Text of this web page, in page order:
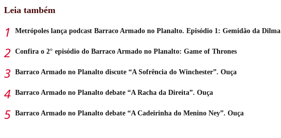
Leia também
Metrópoles lança podcast Barraco Armado no Planalto. Episódio 1: Gemidão da Dilma
Confira o 2° episódio do Barraco Armado no Planalto: Game of Thrones
Barraco Armado no Planalto discute “A Sofrência do Winchester”. Ouça
Barraco Armado no Planalto debate “A Racha da Direita”. Ouça
Barraco Armado no Planalto debate “A Cadeirinha do Menino Ney”. Ouça